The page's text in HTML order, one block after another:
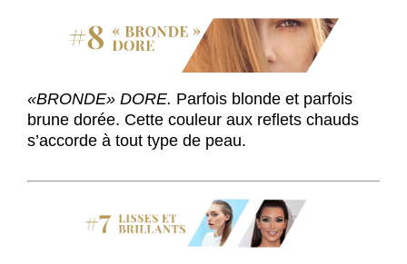
«BRONDE» DORE. Parfois blonde et parfois
brune dorée. Cette couleur aux reflets chauds
s’accorde à tout type de peau.